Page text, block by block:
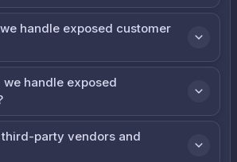
handle exposed customer
we handle exposed
party vendors and